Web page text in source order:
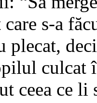
care s-a
plecat,
culcat
ceea ce li